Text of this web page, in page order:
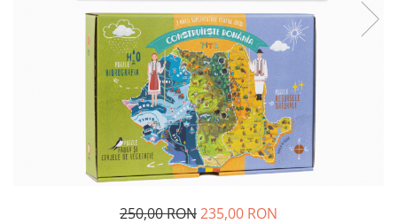
Colecția Păcălici
TOATE JOCURILE
250,00 RON235,00 RON